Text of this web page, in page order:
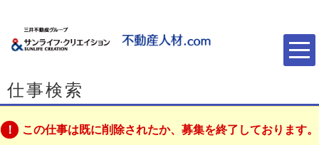
仕事検索
この仕事は既に削除されたか、募集を終了しております。